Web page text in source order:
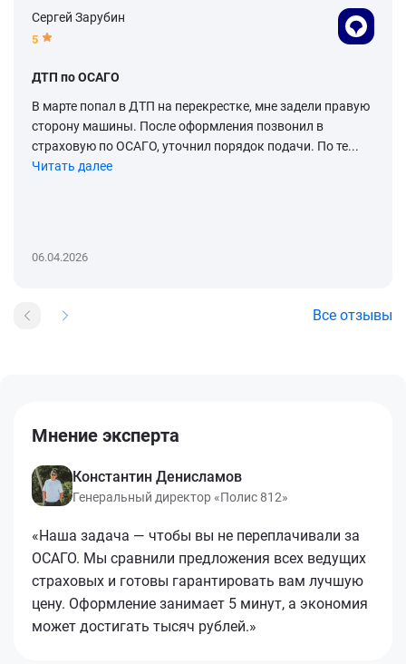
Сергей Зарубин
5
ДТП по ОСАГО
В марте попал в ДТП на перекрестке, мне задели правую
сторону машины. После оформления позвонил в
страховую по ОСАГО, уточнил порядок подачи. По те...
Читать далее
06.04.2026
Все отзывы
Мнение эксперта
Константин Денисламов
Генеральный директор «Полис 812»
«Наша задача — чтобы вы не переплачивали за
ОСАГО. Мы сравнили предложения всех ведущих
страховых и готовы гарантировать вам лучшую
цену. Оформление занимает 5 минут, а экономия
может достигать тысяч рублей.»